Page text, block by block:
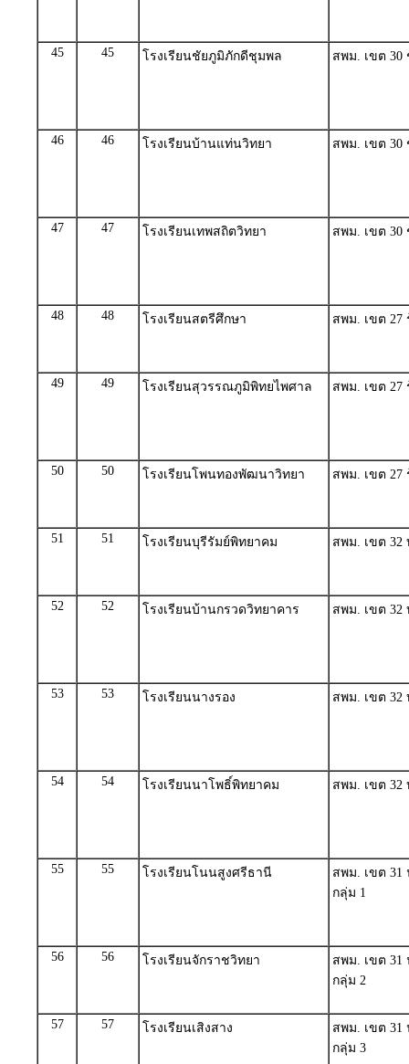
45 45 โรงเรียนชัยภูมิภักดีชุมพล สพม. เขต 30
46 46 โรงเรียนบ้านแท่นวิทยา สพม. เขต 30
47 47 โรงเรียนเทพสถิตวิทยา สพม. เขต 30
48 48 โรงเรียนสตรีศึกษา สพม. เขต 27
49 49 โรงเรียนสุวรรณภูมิพิทยไพศาล สพม. เขต 27
50 50 โรงเรียนโพนทองพัฒนาวิทยา สพม. เขต 27
51 51 โรงเรียนบุรีรัมย์พิทยาคม สพม. เขต 32
52 52 โรงเรียนบ้านกรวดวิทยาคาร สพม. เขต 32
53 53 โรงเรียนนางรอง สพม. เขต 32
54 54 โรงเรียนนาโพธิ์พิทยาคม สพม. เขต 32
55 55 โรงเรียนโนนสูงศรีธานี
สพม. เขต
กลุ่ม 1
56 56 โรงเรียนจักราชวิทยา
สพม. เขต
กลุ่ม 2
57 57 โรงเรียนเสิงสาง
สพม. เขต
กลุ่ม 3